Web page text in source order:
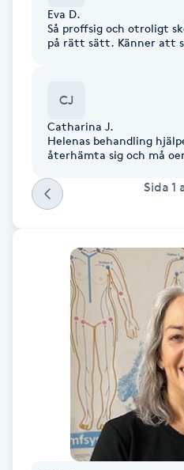
Fotsvamp
Fransborttagning
Fransfärgning
Fransförlängning Megavolym
Fransförlängning Volym
Fransk manikyr
Fransrengöring
Frekvensterapi
Eva D.
Så proffsig och otroligt
på rätt sätt. Känner att
CJ
Catharina J.
Helenas behandling
återhämta sig och må
Sida 1